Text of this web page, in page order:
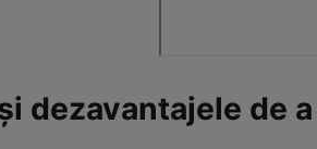
dezavantajele de